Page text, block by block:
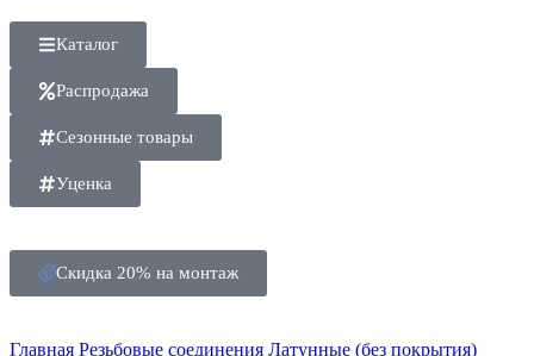
Каталог
Распродажа
Сезонные товары
Уценка
Скидка 20% на монтаж
Главная Резьбовые соединения Латунные (без покрытия)